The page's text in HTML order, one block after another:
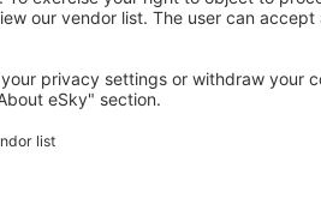
CHARLOTTESVILLE